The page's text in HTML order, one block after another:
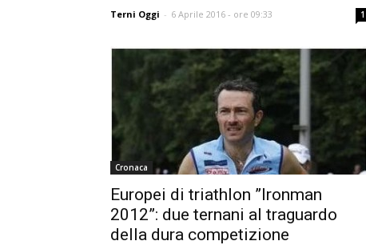
Terni Oggi - 6 Aprile 2016 - ore 09:33 1
Cronaca
Europei di triathlon ”Ironman
2012”: due ternani al traguardo
della dura competizione